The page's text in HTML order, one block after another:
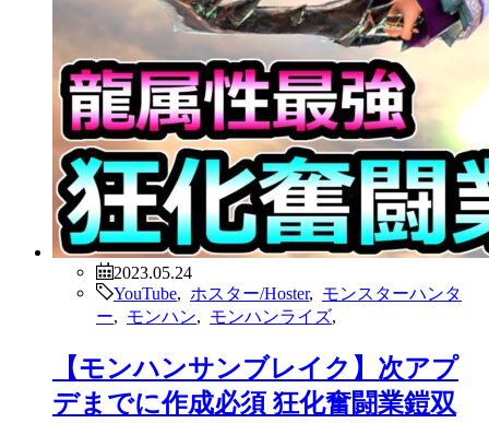
2023.05.24
YouTube
ホスター/Hoster, モンスターハンタ
ー
モンハン モンハンライズ
【モンハンサンブレイク】次アプ
デまでに作成必須 狂化奮闘業鎧双